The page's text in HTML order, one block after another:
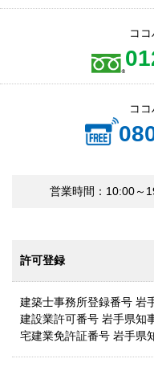
コ
コ
営業時間：10:00～
許可登録
建築士事務所登録番号
建設業許可番号 岩手県知
宅建業免許証番号 岩手県